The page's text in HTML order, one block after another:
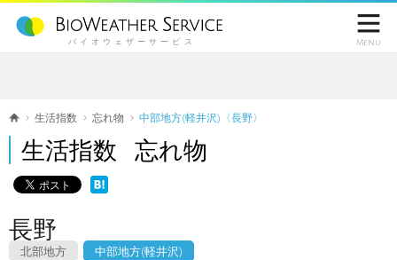
バイオウェザーサービス

Menu
生活指数 忘れ物 中部地方(軽井沢)〈長野〉
生活指数 忘れ物
長野
北部地方 中部地方(軽井沢)